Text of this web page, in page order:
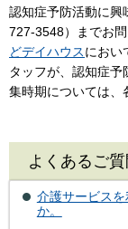
認知症予防活動に興
727-3548）までお
どデイハウスにおい
タッフが、認知症
集時期については、
よくあるご質
介護サービス
か。